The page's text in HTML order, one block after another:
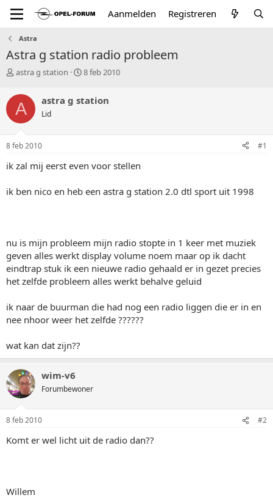
Aanmelden Registreren
Astra
Astra g station radio probleem
T
p
c
s
a
t
r
astra g station
S
r
a
m
8 feb 2010
A astra g station
Lid
8 feb 2010 #1
ik zal mij eerst even voor stellen
ik ben nico en heb een astra g station 2.0 dtl sport uit 1998
nu is mijn probleem mijn radio stopte in 1 keer met muziek
geven alles werkt display volume noem maar op ik dacht
eindtrap stuk ik een nieuwe radio gehaald er in gezet precies
het zelfde probleem alles werkt behalve geluid
ik naar de buurman die had nog een radio liggen die er in en
nee nhoor weer het zelfde ??????
wat kan dat zijn??
wim-v6
Forumbewoner
8 feb 2010 #2
Komt er wel licht uit de radio dan??
Willem